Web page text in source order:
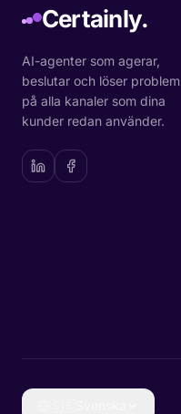
Certainly.
AI-agenter som agerar,
beslutar och löser problem
på alla kanaler som dina
kunder redan använder.